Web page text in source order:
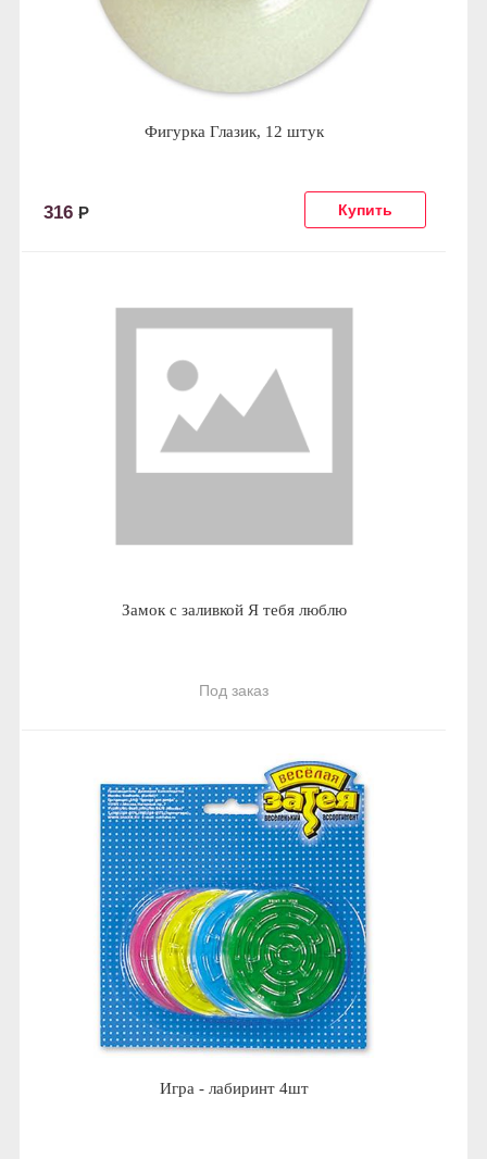
Фигурка Глазик, 12 штук
316 Р
Замок с заливкой Я тебя люблю
Под заказ
Игра - лабиринт 4шт